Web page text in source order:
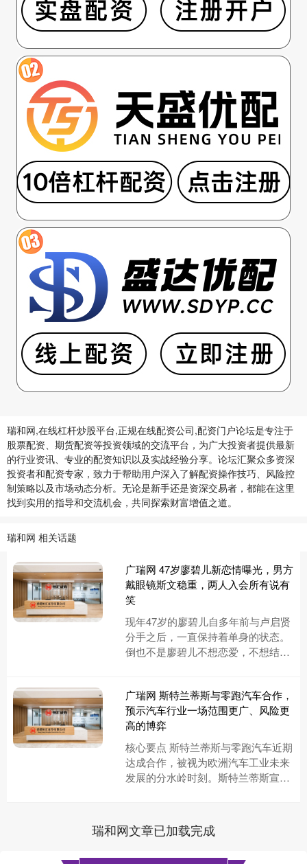
瑞和网,在线杠杆炒股平台,正规在线配资公司,配资门户论坛是专注于
股票配资、期货配资等投资领域的交流平台，为广大投资者提供最新
的行业资讯、专业的配资知识以及实战经验分享。论坛汇聚众多资深
投资者和配资专家，致力于帮助用户深入了解配资操作技巧、风险控
制策略以及市场动态分析。无论是新手还是资深交易者，都能在这里
找到实用的指导和交流机会，共同探索财富增值之道。
瑞和网 相关话题
广瑞网 47岁廖碧儿新恋情曝光，男方
戴眼镜斯文稳重，两人入会所有说有
笑
现年47岁的廖碧儿自多年前与卢启贤
分手之后，一直保持着单身的状态。
倒也不是廖碧儿不想恋爱，不想结
对....
广瑞网 斯特兰蒂斯与零跑汽车合作，
预示汽车行业一场范围更广、风险更
高的博弈
核心要点 斯特兰蒂斯与零跑汽车近期
达成合作，被视为欧洲汽车工业未来
发展的分水岭时刻。斯特兰蒂斯宣布
瑞和网文章已加载完成